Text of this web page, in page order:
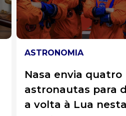
BRASIL
Jovem morre um
após o próprio
casamento em